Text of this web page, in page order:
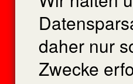
daher nur
Zwecke